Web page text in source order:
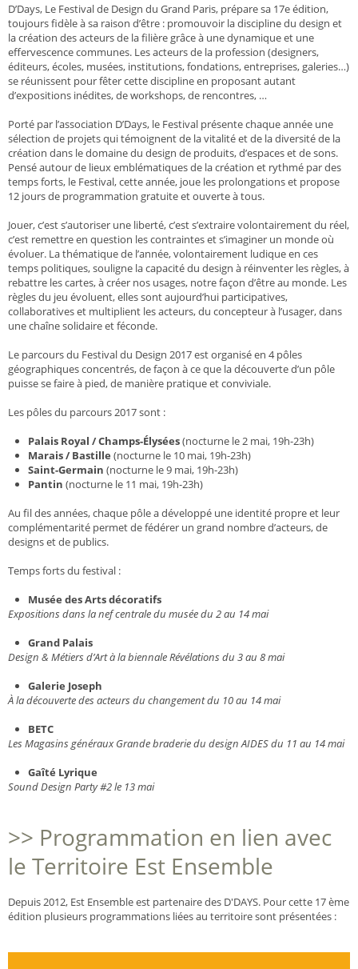
D’Days, Le Festival de Design du Grand Paris, prépare sa 17e édition,
toujours fidèle à sa raison d’être : promouvoir la discipline du design et
la création des acteurs de la filière grâce à une dynamique et une
effervescence communes. Les acteurs de la profession (designers,
éditeurs, écoles, musées, institutions, fondations, entreprises, galeries…)
se réunissent pour fêter cette discipline en proposant autant
d’expositions inédites, de workshops, de rencontres, …
Porté par l’association D’Days, le Festival présente chaque année une
sélection de projets qui témoignent de la vitalité et de la diversité de la
création dans le domaine du design de produits, d’espaces et de sons.
Pensé autour de lieux emblématiques de la création et rythmé par des
temps forts, le Festival, cette année, joue les prolongations et propose
12 jours de programmation gratuite et ouverte à tous.
Jouer, c’est s’autoriser une liberté, c’est s’extraire volontairement du réel,
c’est remettre en question les contraintes et s’imaginer un monde où
évoluer. La thématique de l’année, volontairement ludique en ces
temps politiques, souligne la capacité du design à réinventer les règles, à
rebattre les cartes, à créer nos usages, notre façon d’être au monde. Les
règles du jeu évoluent, elles sont aujourd’hui participatives,
collaboratives et multiplient les acteurs, du concepteur à l’usager, dans
une chaîne solidaire et féconde.
Le parcours du Festival du Design 2017 est organisé en 4 pôles
géographiques concentrés, de façon à ce que la découverte d’un pôle
puisse se faire à pied, de manière pratique et conviviale.
Les pôles du parcours 2017 sont :
Palais Royal / Champs-Élysées(nocturne le 2 mai, 19h-23h)
Marais / Bastille (nocturne le 10 mai, 19h-23h)
Saint-Germain (nocturne le 9 mai, 19h-23h)
Pantin (nocturne le 11 mai, 19h-23h)
Au fil des années, chaque pôle a développé une identité propre et leur
complémentarité permet de fédérer un grand nombre d’acteurs, de
designs et de publics.
Temps forts du festival :
Musée des Arts décoratifs
Expositions dans la nef centrale du musée du 2 au 14 mai
Grand Palais
Design & Métiers d’Art à la biennale Révélations du 3 au 8 mai
Galerie Joseph
À la découverte des acteurs du changement du 10 au 14 mai
BETC
Les Magasins généraux Grande braderie du design AIDES du 11 au 14 mai
Gaîté Lyrique
Sound Design Party #2 le 13 mai
>> Programmation en lien avec
le Territoire Est Ensemble
Depuis 2012, Est Ensemble est partenaire des D'DAYS. Pour cette 17 ème
édition plusieurs programmations liées au territoire sont présentées :